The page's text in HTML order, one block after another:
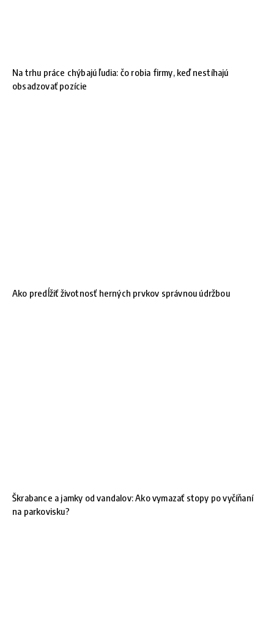
Na trhu práce chýbajú ľudia: čo robia firmy, keď nestíhajú
obsadzovať pozície
Ako predĺžiť životnosť herných prvkov správnou údržbou
Škrabance a jamky od vandalov: Ako vymazať stopy po vyčíňaní
na parkovisku?